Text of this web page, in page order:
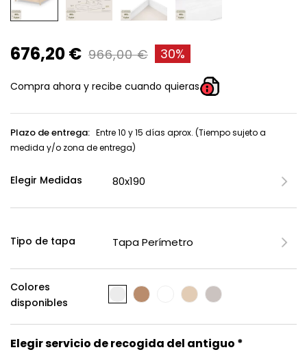
676,20 € 966,00 € 30%
Compra ahora y recibe cuando quieras
Plazo de entrega: Entre 10 y 15 días aprox. (Tiempo sujeto a
medida y/o zona de entrega)
Elegir Medidas
Tipo de tapa
Colores
disponibles
Elegir servicio de recogida del antiguo *